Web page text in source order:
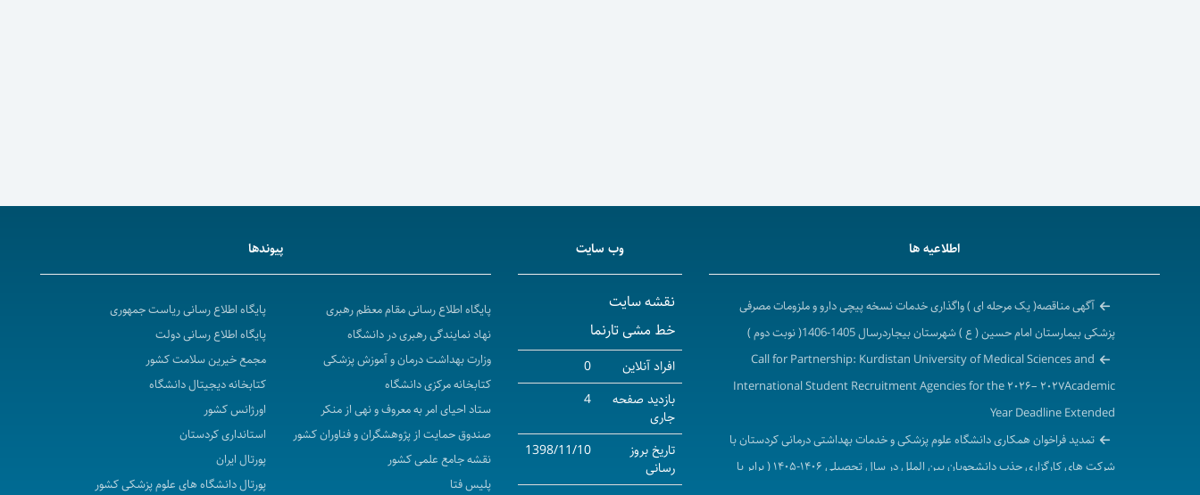
اطلاعیه ها
آگهی مناقصه( یک مرحله ای ) واگذاری خدمات نسخه پیچی دارو و ملزومات مصرفی
پزشکی بیمارستان امام حسین ( ع ) شهرستان بیجاردرسال 1405-1406( نوبت دوم )
Call for Partnership: Kurdistan University of Medical Sciences and
International Student Recruitment Agencies for the ۲۰۲۶– ۲۰۲۷Academic
Year Deadline Extended
تمدید فراخوان همکاری دانشگاه علوم پزشکی و خدمات بهداشتی درمانی کردستان با
شرکت های کارگزاری جذب دانشجویان بین الملل در سال تحصیلی ۱۴۰۶-۱۴۰۵ ( برابر با
وب سایت
نقشه سایت
خط مشی تارنما
افراد آنلاین
0
بازدید صفحه
جاری
4
تاریخ بروز
رسانی
1398/11/10
پیوندها
پایگاه اطلاع رسانی مقام معظم رهبری
پایگاه اطلاع رسانی ریاست جمهوری
نهاد نمایندگی رهبری در دانشگاه
پایگاه اطلاع رسانی دولت
وزارت بهداشت درمان و آموزش پزشکی
مجمع خیرین سلامت کشور
کتابخانه مرکزی دانشگاه
کتابخانه دیجیتال دانشگاه
ستاد احیای امر به معروف و نهی از منکر
اورژانس کشور
صندوق حمایت از پژوهشگران و فناوران کشور
استانداری کردستان
نقشه جامع علمی کشور
پورتال ایران
پلیس فتا
پورتال دانشگاه های علوم پزشکی کشور